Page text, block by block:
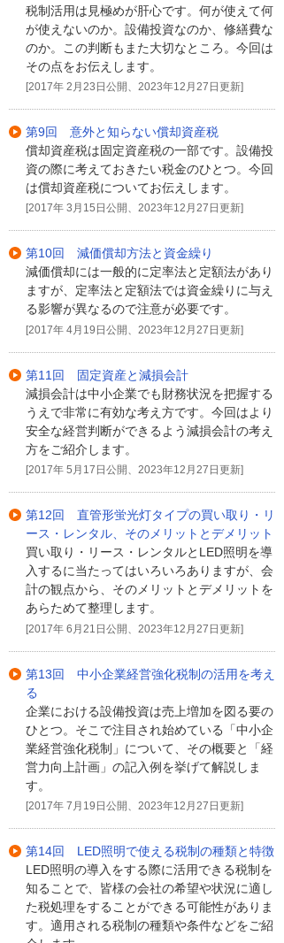
税制活用は見極めが肝心です。何が使えて何
が使えないのか。設備投資なのか、修繕費な
のか。この判断もまた大切なところ。今回は
その点をお伝えします。
[2017年 2月23日公開、2023年12月27日更新]
第9回 意外と知らない償却資産税
償却資産税は固定資産税の一部です。設備投
資の際に考えておきたい税金のひとつ。今回
は償却資産税についてお伝えします。
[2017年 3月15日公開、2023年12月27日更新]
第10回 減価償却方法と資金繰り
減価償却には一般的に定率法と定額法があり
ますが、定率法と定額法では資金繰りに与え
る影響が異なるので注意が必要です。
[2017年 4月19日公開、2023年12月27日更新]
第11回 固定資産と減損会計
減損会計は中小企業でも財務状況を把握する
うえで非常に有効な考え方です。今回はより
安全な経営判断ができるよう減損会計の考え
方をご紹介します。
[2017年 5月17日公開、2023年12月27日更新]
第12回 直管形蛍光灯タイプの買い取り・リ
ース・レンタル、そのメリットとデメリット
買い取り・リース・レンタルとLED照明を導
入するに当たってはいろいろありますが、会
計の観点から、そのメリットとデメリットを
あらためて整理します。
[2017年 6月21日公開、2023年12月27日更新]
第13回 中小企業経営強化税制の活用を考え
る
企業における設備投資は売上増加を図る要の
ひとつ。そこで注目され始めている「中小企
業経営強化税制」について、その概要と「経
営力向上計画」の記入例を挙げて解説しま
す。
[2017年 7月19日公開、2023年12月27日更新]
第14回 LED照明で使える税制の種類と特徴
LED照明の導入をする際に活用できる税制を
知ることで、皆様の会社の希望や状況に適し
た税処理をすることができる可能性がありま
す。適用される税制の種類や条件などをご紹